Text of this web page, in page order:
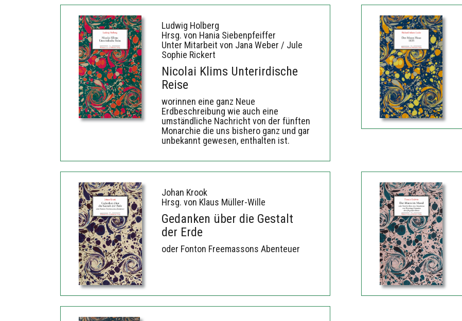
Ludwig Holberg
Hrsg. von Hania Siebenpfeiffer
Unter Mitarbeit von Jana Weber / Jule
Sophie Rickert
Nicolai Klims Unterirdische
Reise
worinnen eine ganz Neue
Erdbeschreibung wie auch eine
umständliche Nachricht von der fünften
Monarchie die uns bishero ganz und gar
unbekannt gewesen, enthalten ist.
Johan Krook
Hrsg. von Klaus Müller-Wille
Gedanken über die Gestalt
der Erde
oder Fonton Freemassons Abenteuer